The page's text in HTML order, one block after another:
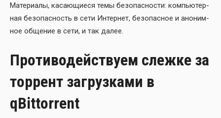
Мате­ри­а­лы, каса­ю­щи­е­ся темы без­опас­но­сти: ком­пью­тер­
ная без­опас­ность в сети Интер­нет, без­опас­ное и ано­ним­
ное обще­ние в сети, и так далее.
Противодействуем слежке за
торрент загрузками в
qBittorrent